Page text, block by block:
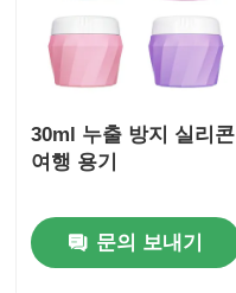
30ml 누출 방지 실리콘
여행 용기
문의 보내기